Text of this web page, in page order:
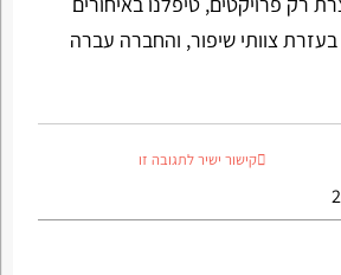
צוותי שיפור, והחברה עברה
קישור ישיר לתגובה זו